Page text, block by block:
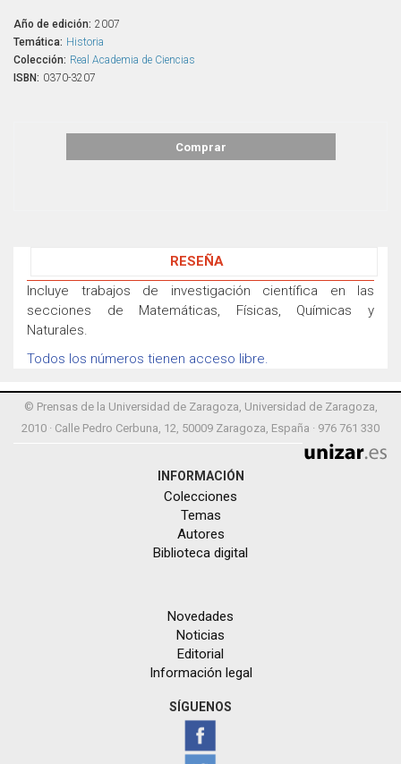
Año de edición: 2007
Temática: Historia
Colección: Real Academia de Ciencias
ISBN: 0370-3207
Comprar
RESEÑA
Incluye trabajos de investigación científica en las
secciones de Matemáticas, Físicas, Químicas y
Naturales.
Todos los números tienen acceso libre.
© Prensas de la Universidad de Zaragoza, Universidad de Zaragoza,
2010 · Calle Pedro Cerbuna, 12, 50009 Zaragoza, España · 976 761 330
INFORMACIÓN
Colecciones
Temas
Autores
Biblioteca digital
Novedades
Noticias
Editorial
Información legal
SÍGUENOS